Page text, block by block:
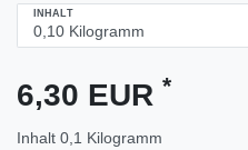
INHALT
6,30 EUR *
Inhalt 0,1 Kilogramm